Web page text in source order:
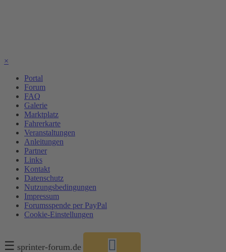
×
Portal
Forum
FAQ
Galerie
Marktplatz
Fahrerkarte
Veranstaltungen
Anleitungen
Partner
Links
Kontakt
Datenschutz
Nutzungsbedingungen
Impressum
Forumsspende per PayPal
Cookie-Einstellungen
☰ sprinter-forum.de